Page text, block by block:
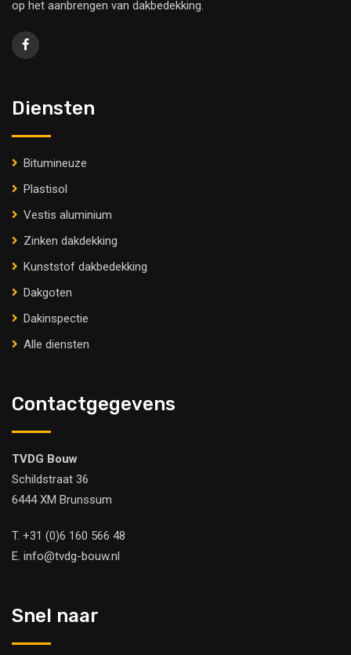
op het aanbrengen van dakbedekking.
Diensten
Bitumineuze
Plastisol
Vestis aluminium
Zinken dakdekking
Kunststof dakbedekking
Dakgoten
Dakinspectie
Alle diensten
Contactgegevens
TVDG Bouw
Schildstraat 36
6444 XM Brunssum
T. +31 (0)6 160 566 48
E. info@tvdg-bouw.nl
Snel naar